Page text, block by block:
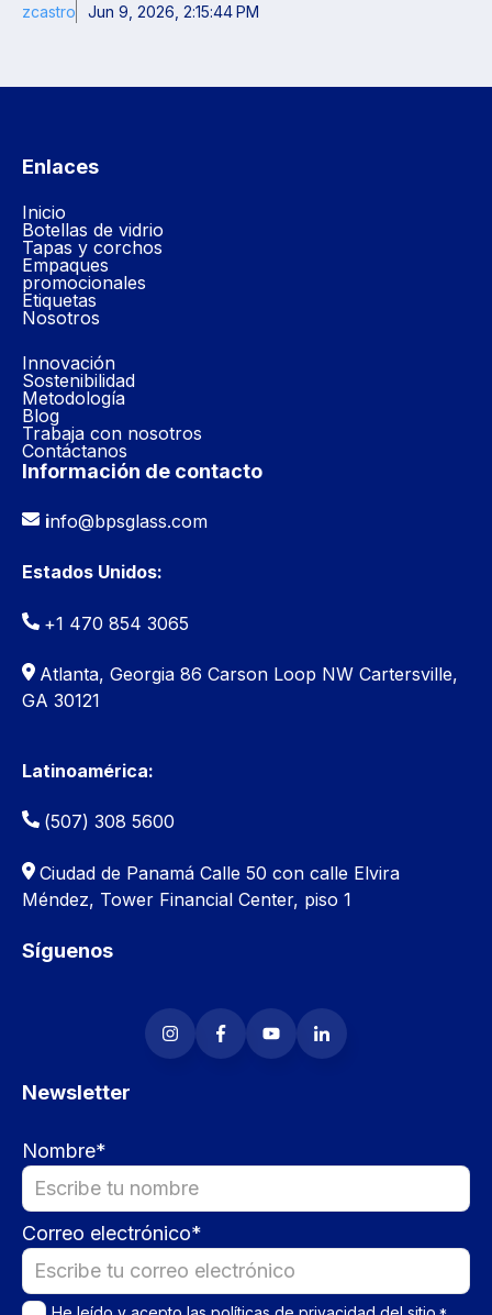
zcastro Jun 9, 2026, 2:15:44 PM
Enlaces
Inicio
Botellas de vidrio
Tapas y corchos
Empaques
promocionales
Etiquetas
Nosotros
Innovación
Sostenibilidad
Metodología
Blog
Trabaja con nosotros
Contáctanos
Información de contacto
info@bpsglass.com
Estados Unidos:
+1 470 854 3065
Atlanta, Georgia 86 Carson Loop NW Cartersville,
GA 30121
Latinoamérica:
(507) 308 5600
Ciudad de Panamá Calle 50 con calle Elvira
Méndez, Tower Financial Center, piso 1
Síguenos
Newsletter
Nombre*
Correo electrónico*